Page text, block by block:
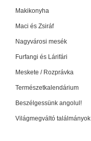
Makikonyha
Maci és Zsiráf
Nagyvárosi mesék
Furfangi és Lárifári
Meskete / Rozprávka
Természetkalendárium
Beszélgessünk angolul!
Világmegváltó találmányok